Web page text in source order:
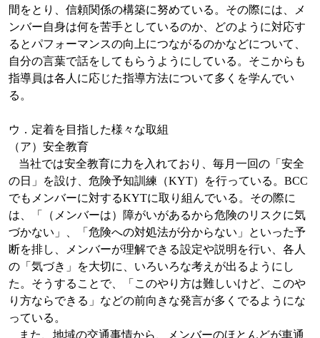
間をとり、信頼関係の構築に努めている。その際には、メ
ンバー自身は何を苦手としているのか、どのように対応す
るとパフォーマンスの向上につながるのかなどについて、
自分の言葉で話をしてもらうようにしている。そこからも
指導員は各人に応じた指導方法について多くを学んでい
る。
ウ．定着を目指した様々な取組
（ア）安全教育
当社では安全教育に力を入れており、毎月一回の「安全
の日」を設け、危険予知訓練（KYT）を行っている。 BCC
でもメンバーに対するKYTに取り組んでいる。その際に
は、「（メンバーは）障がいがあるから危険のリスクに気
づかない」、「危険への対処法が分からない」といった予
断を排し、メンバーが理解できる設定や説明を行い、各人
の「気づき」を大切に、いろいろな考えが出るようにし
た。そうすることで、「このやり方は難しいけど、このや
り方ならできる」などの前向きな発言が多くでるようにな
っている。
また、地域の交通事情から、メンバーのほとんどが車通